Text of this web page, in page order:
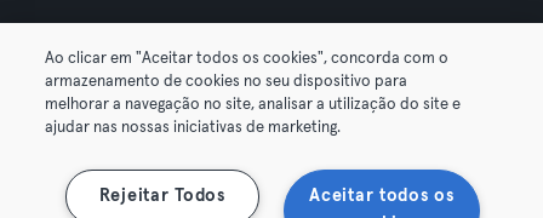
Conditions générales Politique de confidentialité
Mentions légales Résilier les contrats ici
Se rétracter ici
Ao clicar em "Aceitar todos os cookies", concorda com o
armazenamento de cookies no seu dispositivo para
melhorar a navegação no site, analisar a utilização do site e
ajudar nas nossas iniciativas de marketing.
Aceitar todos os
Rejeitar Todos